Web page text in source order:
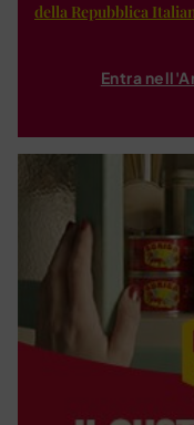
della Repubblica
Entra